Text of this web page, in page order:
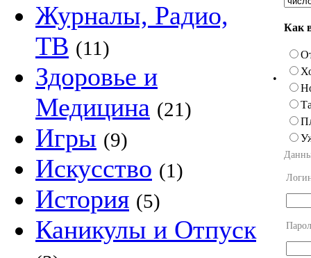
Журналы, Радио,
ТВ (11)
Здоровье и
Медицина (21)
Игры (9)
Искусство (1)
История (5)
Каникулы и Отпуск
•
Как